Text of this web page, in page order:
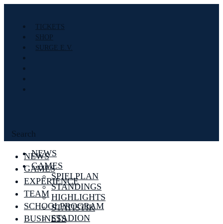
TICKETS
SHOP
SURGE E.V.
Search
NEWS
GAMES
SPIELPLAN
STANDINGS
HIGHLIGHTS
STATISTIK
STADION
NEWS
GAMES
EXPERIENCE
TEAM
SCHOOLPROGRAM
BUSINESS